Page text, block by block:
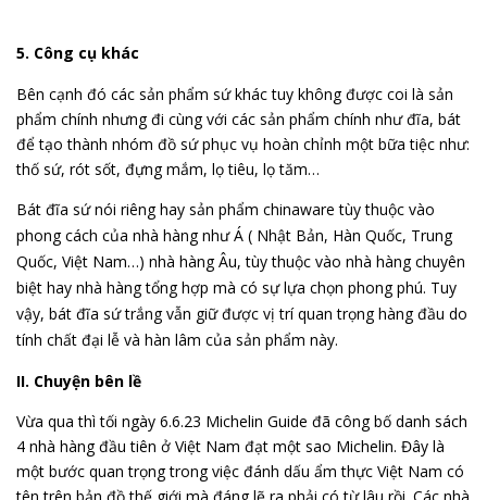
5. Công cụ khác
Bên cạnh đó các sản phẩm sứ khác tuy không được coi là sản
phẩm chính nhưng đi cùng với các sản phẩm chính như đĩa, bát
để tạo thành nhóm đồ sứ phục vụ hoàn chỉnh một bữa tiệc như:
thố sứ, rót sốt, đựng mắm, lọ tiêu, lọ tăm…
Bát đĩa sứ nói riêng hay sản phẩm chinaware tùy thuộc vào
phong cách của nhà hàng như Á ( Nhật Bản, Hàn Quốc, Trung
Quốc, Việt Nam…) nhà hàng Âu, tùy thuộc vào nhà hàng chuyên
biệt hay nhà hàng tổng hợp mà có sự lựa chọn phong phú. Tuy
vậy, bát đĩa sứ trắng vẫn giữ được vị trí quan trọng hàng đầu do
tính chất đại lễ và hàn lâm của sản phẩm này.
II. Chuyện bên lề
Vừa qua thì tối ngày 6.6.23 Michelin Guide đã công bố danh sách
4 nhà hàng đầu tiên ở Việt Nam đạt một sao Michelin. Đây là
một bước quan trọng trong việc đánh dấu ẩm thực Việt Nam có